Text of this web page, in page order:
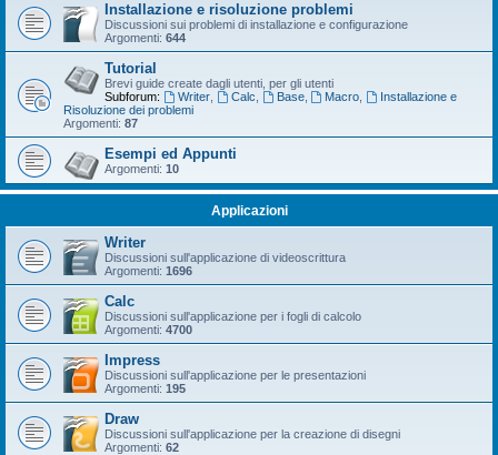
Installazione e risoluzione problemi
Discussioni sui problemi di installazione e configurazione
Argomenti: 644
Tutorial
Brevi guide create dagli utenti, per gli utenti
Subforum:
Writer, Calc Base, Macro
Installazione e
Risoluzione dei problemi
Argomenti: 87
Esempi ed Appunti
Argomenti: 10
Applicazioni
Writer
Discussioni sull'applicazione di videoscrittura
Argomenti: 1696
Calc
Discussioni sull'applicazione per i fogli di calcolo
Argomenti: 4700
Impress
Discussioni sull'applicazione per le presentazioni
Argomenti: 195
Draw
Discussioni sull'applicazione per la creazione di disegni
Argomenti: 62